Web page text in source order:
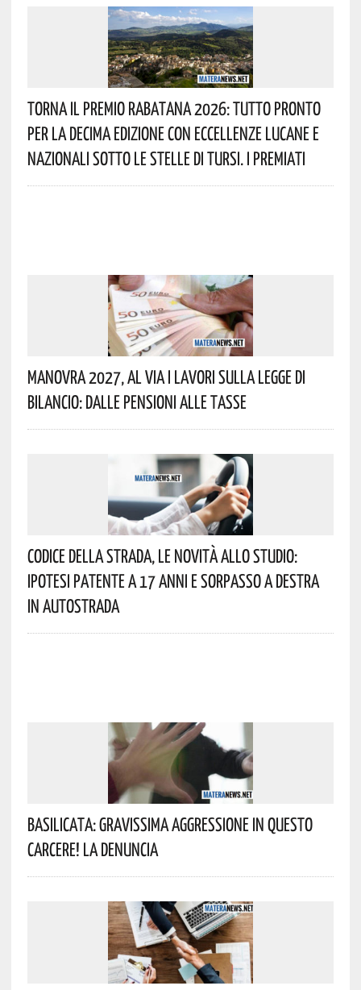
Torna Il Premio Rabatana 2026: Tutto Pronto
Per La Decima Edizione Con Eccellenze Lucane E
Nazionali Sotto Le Stelle Di Tursi. I Premiati
Manovra 2027, Al Via I Lavori Sulla Legge Di
Bilancio: Dalle Pensioni Alle Tasse
Codice Della Strada, Le Novità Allo Studio:
Ipotesi Patente A 17 Anni E Sorpasso A Destra
In Autostrada
Basilicata: Gravissima Aggressione In Questo
Carcere! La Denuncia